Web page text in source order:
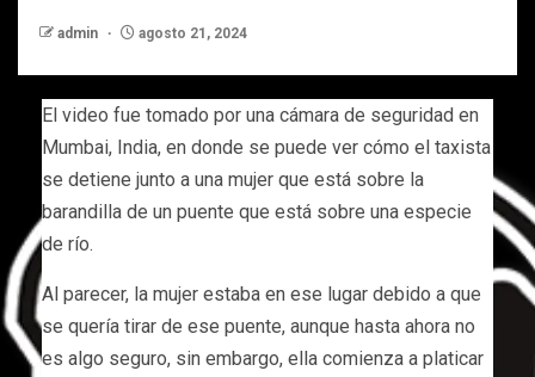
admin agosto 21, 2024
El video fue tomado por una cámara de seguridad en
Mumbai, India, en donde se puede ver cómo el taxista
se detiene junto a una mujer que está sobre la
barandilla de un puente que está sobre una especie
de río.
Al parecer, la mujer estaba en ese lugar debido a que
se quería tirar de ese puente, aunque hasta ahora no
es algo seguro, sin embargo, ella comienza a platicar